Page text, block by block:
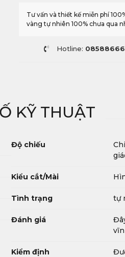
Tư vấn và thiết kế miễn phí
vàng tự nhiên 100% chưa qua
Hotline:
KỸ THUẬT
Độ chiếu
Kiểu cắt/Mài
Tình trạng tự
Đánh giá
Kiểm định